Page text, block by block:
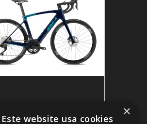
×
Este website usa cookies